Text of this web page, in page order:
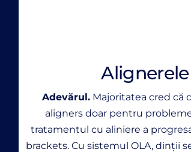
Adevărul. Majoritatea cred că
aligners doar pentru
tratamentul cu aliniere a
brackets. Cu sistemul OLA, dinții